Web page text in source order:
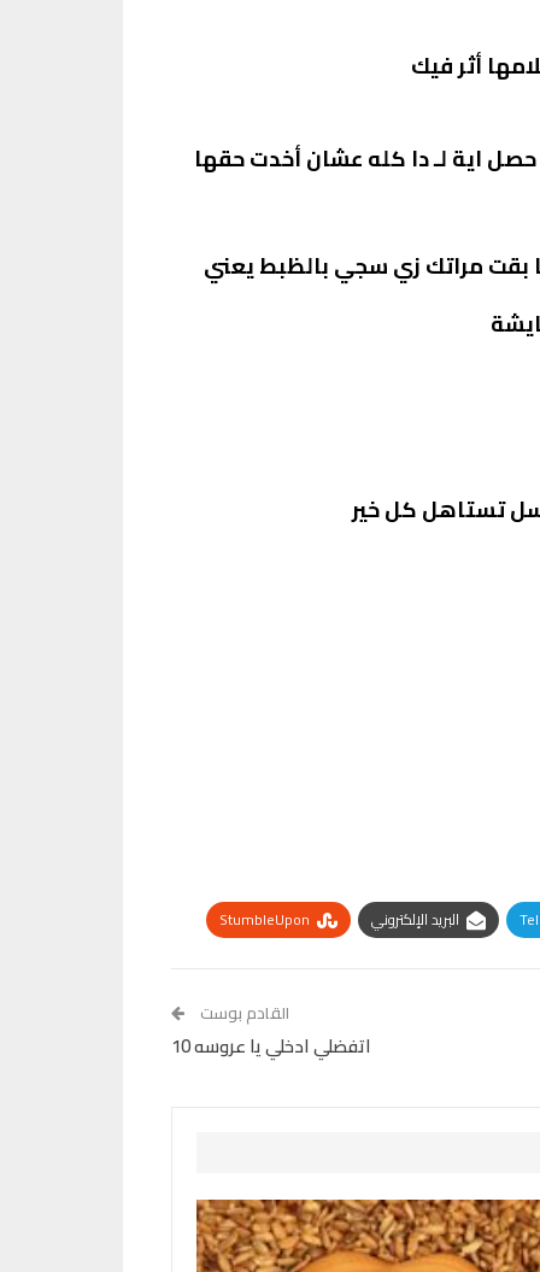
أثر فيك
اية لـ دا كله عشان أخدت حقها
بقت مراتك زي سجي بالظبط يعني
تستاهل كل خير
البريد الإلكتروني StumbleUpon
القادم بوست
اتفضلي ادخلي يا عروسه 10